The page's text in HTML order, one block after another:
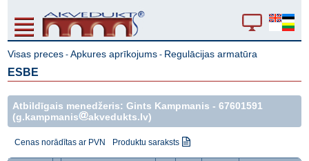
Visas preces -Apkures aprīkojums - Regulācijas armatūra
ESBE
Atbildīgais menedžeris: Gints Kampmanis -67601591
(g.kampmanis
akvedukts.lv)
Cenas norādītas ar PVN Produktu saraksts